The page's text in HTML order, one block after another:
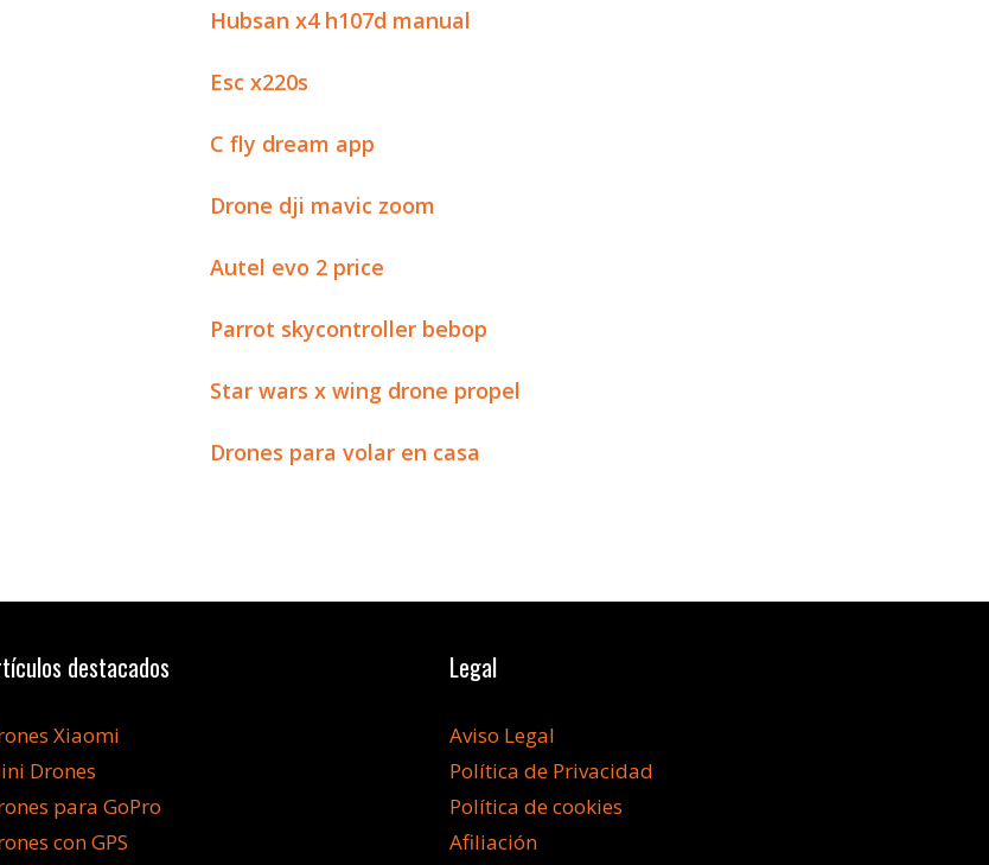
Hubsan x4 h107d manual
Esc x220s
C fly dream app
Drone dji mavic zoom
Autel evo 2 price
Parrot skycontroller bebop
Star wars x wing drone propel
Drones para volar en casa
destacados
Xiaomi
Drones
para GoPro
con GPS
Legal
Aviso Legal
Política de Privacidad
Política de cookies
Afiliación